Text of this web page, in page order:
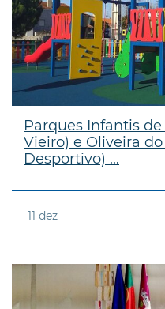
Parques Infantis
Vieiro) e Oliveira
Desportivo) ...
11 dez